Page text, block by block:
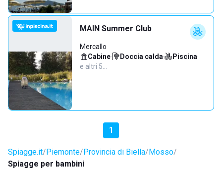
MAIN Summer Club
Mercallo
Cabine· Doccia calda· Piscina·
e altri 5…
1
Spiagge.it Piemonte Provincia di Biella Mosso
Spiagge per bambini